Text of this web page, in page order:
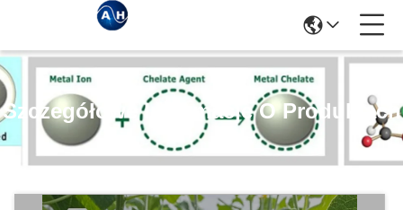
Szczegółowe Informacje O Produktach